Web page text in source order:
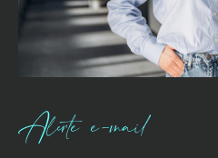
Alerte e-mail